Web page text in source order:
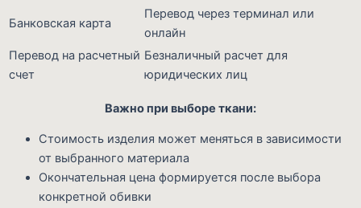
Банковская карта
Перевод через терминал или
онлайн
Перевод на расчетный
счет
Безналичный расчет для
юридических лиц
Важно при выборе ткани:
Стоимость изделия может меняться в зависимости
от выбранного материала
Окончательная цена формируется после выбора
конкретной обивки